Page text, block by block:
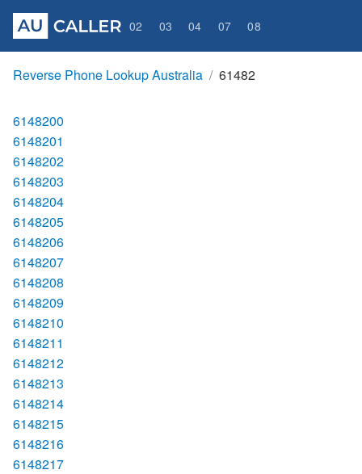
02 03 04 07 08
Reverse Phone Lookup Australia 61482
6148200
6148201
6148202
6148203
6148204
6148205
6148206
6148207
6148208
6148209
6148210
6148211
6148212
6148213
6148214
6148215
6148216
6148217